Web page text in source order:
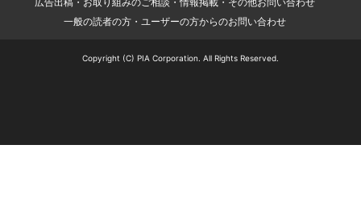
一般の読者の方・ユーザーの方からのお問い合わせ
Copyright (C) PIA Corporation. All Rights Reserved.